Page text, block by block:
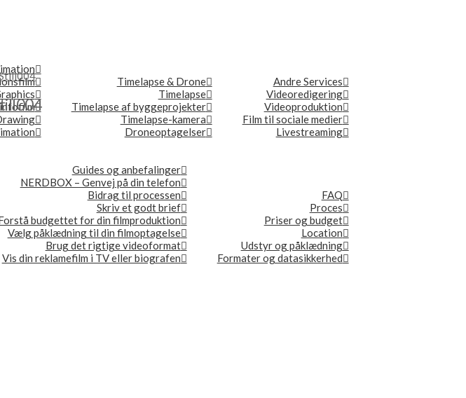
Timelapse & Drone
Timelapse
Timelapse af byggeprojekter
Timelapse-kamera
Droneoptagelser
Andre Services
Videoredigering
Videoproduktion
Film til sociale medier
Livestreaming
Guides og anbefalinger
NERDBOX – Genvej på din telefon
Bidrag til processen
Skriv et godt brief
budgettet for din filmproduktion
Vælg påklædning til din filmoptagelse
Brug det rigtige videoformat
Vis din reklamefilm i TV eller biografen
FAQ
Proces
Priser og budget
Location
Udstyr og påklædning
Formater og datasikkerhed